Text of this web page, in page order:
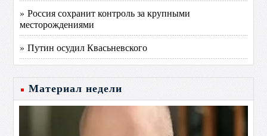
» Россия сохранит контроль за крупными
месторождениями
» Путин осудил Квасьневского
Материал недели